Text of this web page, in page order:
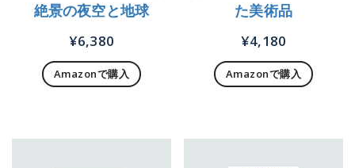
絶景の夜空と地球
¥6,380
Amazonで購入
た美術品
¥4,180
Amazonで購入